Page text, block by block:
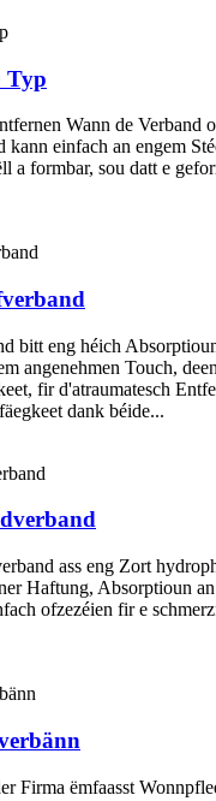
Typ
Wann de Verband
kann einfach an engem
a formbar, sou datt e
bitt eng héich
angenehmen Touch,
fir d'atraumatesch
dank béide...
ass eng Zort
Haftung, Absorptioun
ofzezéien fir e
Firma ëmfaasst